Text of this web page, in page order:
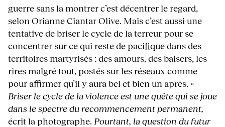
guerre sans la montrer c’est décentrer le regard,
selon Orianne Ciantar Olive. Mais c’est aussi une
tentative de briser le cycle de la terreur pour se
concentrer sur ce qui reste de pacifique dans des
territoires martyrisés : des amours, des baisers, les
rires malgré tout, postés sur les réseaux comme
pour affirmer qu’il y aura bel et bien un après. «
Briser le cycle de la violence est une quête qui se joue
dans le spectre du recommencement permanent,
écrit la photographe. Pourtant, la question du futur